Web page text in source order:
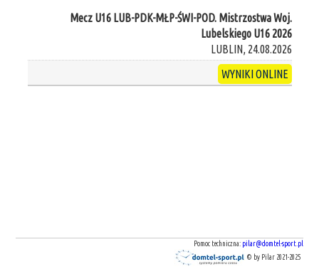
Mecz U16 LUB-PDK-MŁP-ŚWI-POD. Mistrzostwa Woj.
Lubelskiego U16 2026
LUBLIN, 24.08.2026
WYNIKI ONLINE
Pomoc techniczna: pilar@domtel-sport.pl
© by Pilar 2021-2025